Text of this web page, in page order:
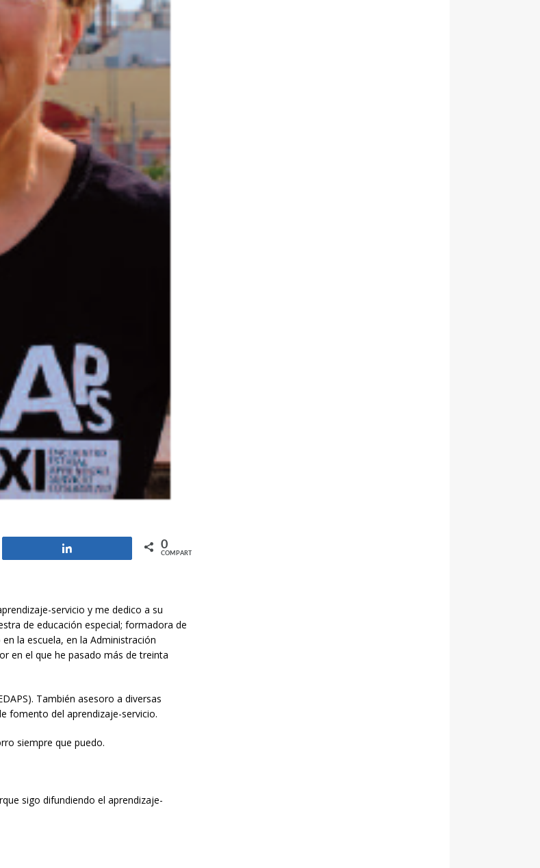
0
COMPARTIR
servicio y me dedico a su
de educación especial; formadora de
la escuela, en la Administración
en el que he pasado más de treinta
También asesoro a diversas
fomento del aprendizaje-servicio.
siempre que puedo.
sigo difundiendo el aprendizaje-